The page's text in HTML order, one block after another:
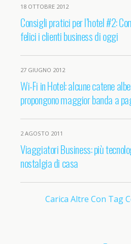
18 OTTOBRE 2012
Consigli pratici per l’hotel #2:
felici i clienti business di oggi
27 GIUGNO 2012
Wi-Fi in Hotel: alcune catene
propongono maggior banda a
2 AGOSTO 2011
Viaggiatori Business: più
nostalgia di casa
Carica Altre Con Tag